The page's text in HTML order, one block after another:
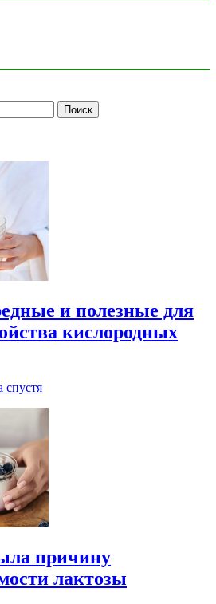
и полезные для
кислородных
спустя
причину
лактозы